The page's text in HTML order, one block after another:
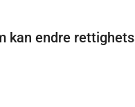
kan endre